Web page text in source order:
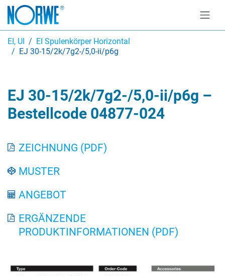
EI, UI
EI Spulenkörper Horizontal
EJ 30-15/2k/7g2-/5,0-ii/p6g
EJ 30-15/2k/7g2-/5,0-ii/p6g –
Bestellcode 04877-024
ZEICHNUNG (PDF)
MUSTER
ANGEBOT
ERGÄNZENDE
PRODUKTINFORMATIONEN (PDF)